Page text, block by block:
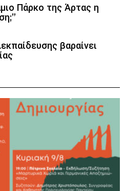
Πάρκο της Άρτας η
βαραίνει